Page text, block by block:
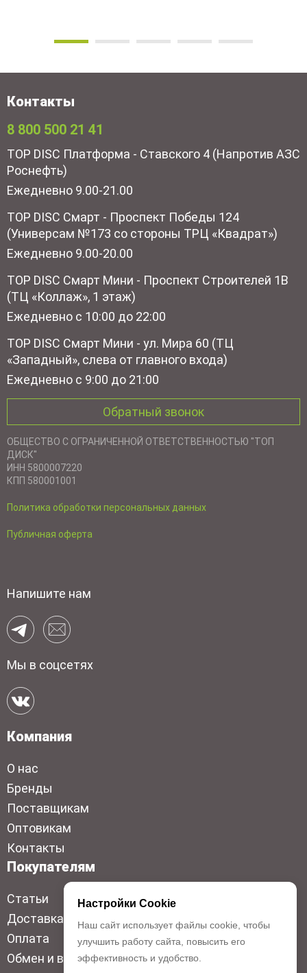
Контакты
8 800 500 21 41
TOP DISC Платформа - Ставского 4 (Напротив АЗС
Роснефть)
Ежедневно 9.00-21.00
TOP DISC Смарт - Проспект Победы 124
(Универсам №173 со стороны ТРЦ «Квадрат»)
Ежедневно 9.00-20.00
TOP DISC Смарт Мини - Проспект Строителей 1В
(ТЦ «Коллаж», 1 этаж)
Ежедневно с 10:00 до 22:00
TOP DISC Смарт Мини - ул. Мира 60 (ТЦ
«Западный», слева от главного входа)
Ежедневно с 9:00 до 21:00
Обратный звонок
ОБЩЕСТВО С ОГРАНИЧЕННОЙ ОТВЕТСТВЕННОСТЬЮ "ТОП
ДИСК"
ИНН 5800007220
КПП 580001001
Политика обработки персональных данных
Публичная оферта
Напишите нам
Мы в соцсетях
Компания
О нас
Бренды
Поставщикам
Оптовикам
Контакты
Покупателям
Статьи
Доставка
Оплата
Обмен и возврат
Настройки Cookie
Наш сайт использует файлы cookie, чтобы
улучшить работу сайта, повысить его
эффективность и удобство.